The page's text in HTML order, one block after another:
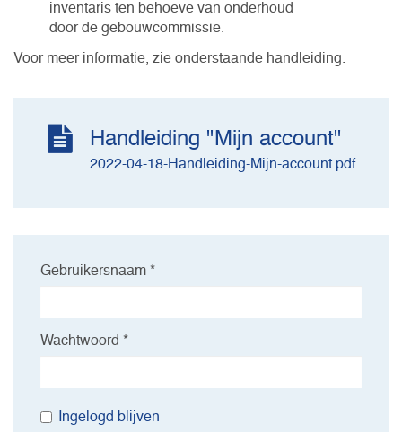
inventaris ten behoeve van onderhoud
door de gebouwcommissie.
Voor meer informatie, zie onderstaande handleiding.
Handleiding "Mijn account"
2022-04-18-Handleiding-Mijn-account.pdf
Gebruikersnaam *
Wachtwoord *
Ingelogd blijven